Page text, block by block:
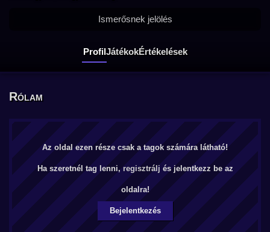
ProfilJátékokÉrtékelések
Ismerősnek jelölés
Rólam
Az oldal ezen része csak a tagok számára látható!
Ha szeretnél tag lenni, regisztrálj és jelentkezz be az
oldalra!
Bejelentkezés